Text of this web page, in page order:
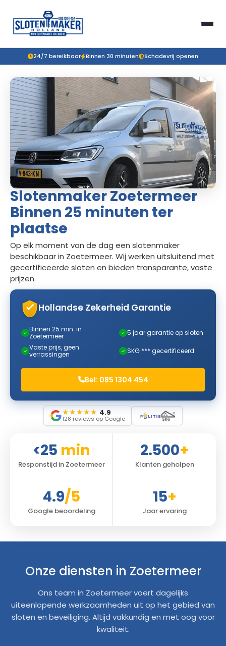
24/7 bereikbaar Binnen 30 minuten Schadevrij openen
Slotenmaker Zoetermeer
Binnen 25 minuten ter
plaatse
Op elk moment van de dag een slotenmaker
beschikbaar in Zoetermeer. Wij werken uitsluitend met
gecertificeerde sloten en bieden transparante, vaste
prijzen.
Hollandse Zekerheid Garantie
✓ Binnen 25 min. in
Zoetermeer
✓ 5 jaar garantie op sloten
✓ Vaste prijs, geen
verrassingen
✓ SKG *** gecertificeerd
Bel: 085 1304 454
★★★★★ 4.9
128 reviews op Google
<25 min
Responstijd in Zoetermeer
2.500+
Klanten geholpen
4.9/5
Google beoordeling
15+
Jaar ervaring
Onze diensten in Zoetermeer
Ons team in Zoetermeer voert dagelijks
uiteenlopende werkzaamheden uit op het gebied van
sloten en beveiliging. Altijd vakkundig en met oog voor
kwaliteit.